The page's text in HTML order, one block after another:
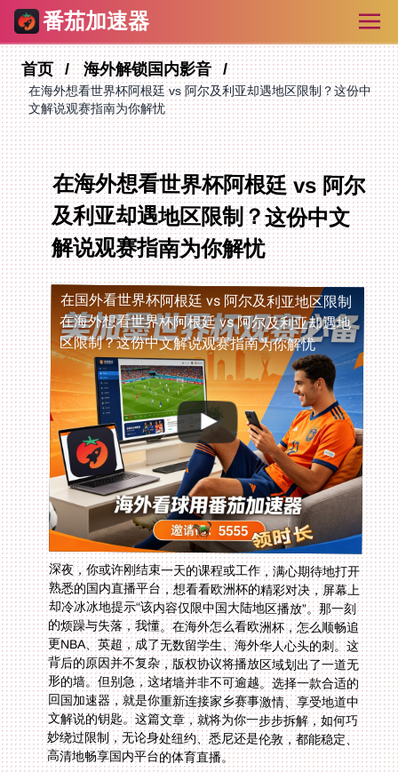
番茄加速器
首页 海外解锁国内影音
在海外想看世界杯阿根廷 vs 阿尔及利亚却遇地区限制？这份中
文解说观赛指南为你解忧
在海外想看世界杯阿根廷 vs 阿尔
及利亚却遇地区限制？这份中文
解说观赛指南为你解忧
在国外看世界杯阿根廷 vs 阿尔及利亚地区限制
在海外想看世界杯阿根廷 vs 阿尔及利亚却遇地
区限制？这份中文解说观赛指南为你解忧
深夜，你或许刚结束一天的课程或工作，满心期待地打开
熟悉的国内直播平台，想看看欧洲杯的精彩对决，屏幕上
却冷冰冰地提示“该内容仅限中国大陆地区播放”。那一刻
的烦躁与失落，我懂。在海外怎么看欧洲杯，怎么顺畅追
更NBA、英超，成了无数留学生、海外华人心头的刺。这
背后的原因并不复杂，版权协议将播放区域划出了一道无
形的墙。但别急，这堵墙并非不可逾越。选择一款合适的
回国加速器，就是你重新连接家乡赛事激情、享受地道中
文解说的钥匙。这篇文章，就将为你一步步拆解，如何巧
妙绕过限制，无论身处纽约、悉尼还是伦敦，都能稳定、
高清地畅享国内平台的体育直播。